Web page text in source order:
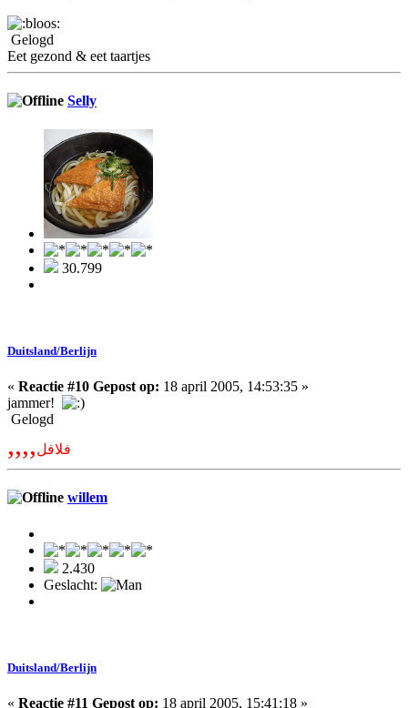
Gelogd
Eet gezond & eet taartjes
Selly
30.799
Duitsland/Berlijn
« Reactie #10 Gepost op: 18 april 2005, 14:53:35 »
jammer!
Gelogd
,,,,فلافل
willem
2.430
Geslacht:
Duitsland/Berlijn
« Reactie #11 Gepost op: 18 april 2005, 15:41:18 »